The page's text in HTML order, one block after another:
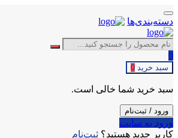
دسته‌بندی‌ها
0
سبد خرید 0
سبد خرید شما خالی است.
ورود / ثبت‌نام
ورود به سایت
کاربر جدید هستید؟ ثبت‌نام